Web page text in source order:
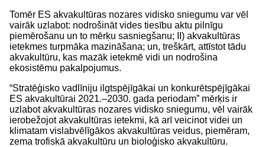
Tomēr ES akvakultūras nozares vidisko sniegumu var vēl
vairāk uzlabot: nodrošināt vides tiesību aktu pilnīgu
piemērošanu un to mērķu sasniegšanu; II) akvakultūras
ietekmes turpmāka mazināšana; un, treškārt, attīstot tādu
akvakultūru, kas mazāk ietekmē vidi un nodrošina
ekosistēmu pakalpojumus.
“Stratēģisko vadlīniju ilgtspējīgākai un konkurētspējīgākai
ES akvakultūrai 2021.–2030. gada periodam” mērķis ir
uzlabot akvakultūras nozares vidisko sniegumu, vēl vairāk
ierobežojot akvakultūras ietekmi, kā arī veicinot videi un
klimatam vislabvēlīgākos akvakultūras veidus, piemēram,
zema trofiskā akvakultūru un bioloģisko akvakultūru.